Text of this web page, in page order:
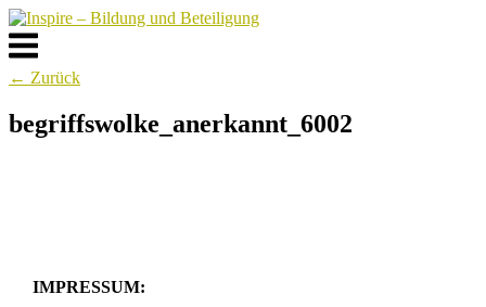
Skip
to
content
Menu
← Zurück
begriffswolke_anerkannt_6002
IMPRESSUM: